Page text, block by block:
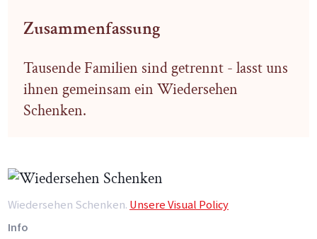
Zusammenfassung
Tausende Familien sind getrennt - lasst uns
ihnen gemeinsam ein Wiedersehen
Schenken.
Wiedersehen Schenken. Unsere Visual Policy
Info